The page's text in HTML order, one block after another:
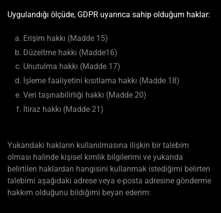
Uygulandığı ölçüde, GDPR uyarınca sahip olduğum haklar:
Erişim hakkı (Madde 15)
Düzeltme hakkı (Madde16)
Unutulma hakkı (Madde 17)
İşleme faaliyetini kısıtlama hakkı (Madde 18)
Veri taşınabilirliği hakkı (Madde 20)
İtiraz hakkı (Madde 21)
Yukarıdaki hakların kullanılmasına ilişkin bir talebim
olması halinde kişisel kimlik bilgilerimi ve yukarıda
belirtilen haklardan hangisini kullanmak istediğimi belirten
talebimi aşağıdaki adrese veya e-posta adresine gönderme
hakkım olduğunu bildiğimi beyan ederim: